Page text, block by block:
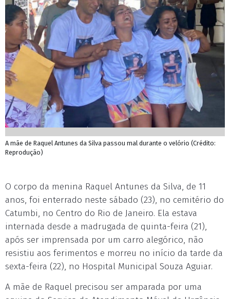
A mãe de Raquel Antunes da Silva passou mal durante o velório (Crédito:
Reprodução)
O corpo da menina Raquel Antunes da Silva, de 11
anos, foi enterrado neste sábado (23), no cemitério do
Catumbi, no Centro do Rio de Janeiro. Ela estava
internada desde a madrugada de quinta-feira (21),
após ser imprensada por um carro alegórico, não
resistiu aos ferimentos e morreu no início da tarde da
sexta-feira (22), no Hospital Municipal Souza Aguiar.
A mãe de Raquel precisou ser amparada por uma